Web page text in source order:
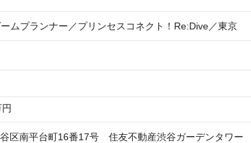
ームプランナー／プリンセスコネクト！Re:Dive／東京
区南平台町16番17号 住友不動産渋谷ガーデンタワー